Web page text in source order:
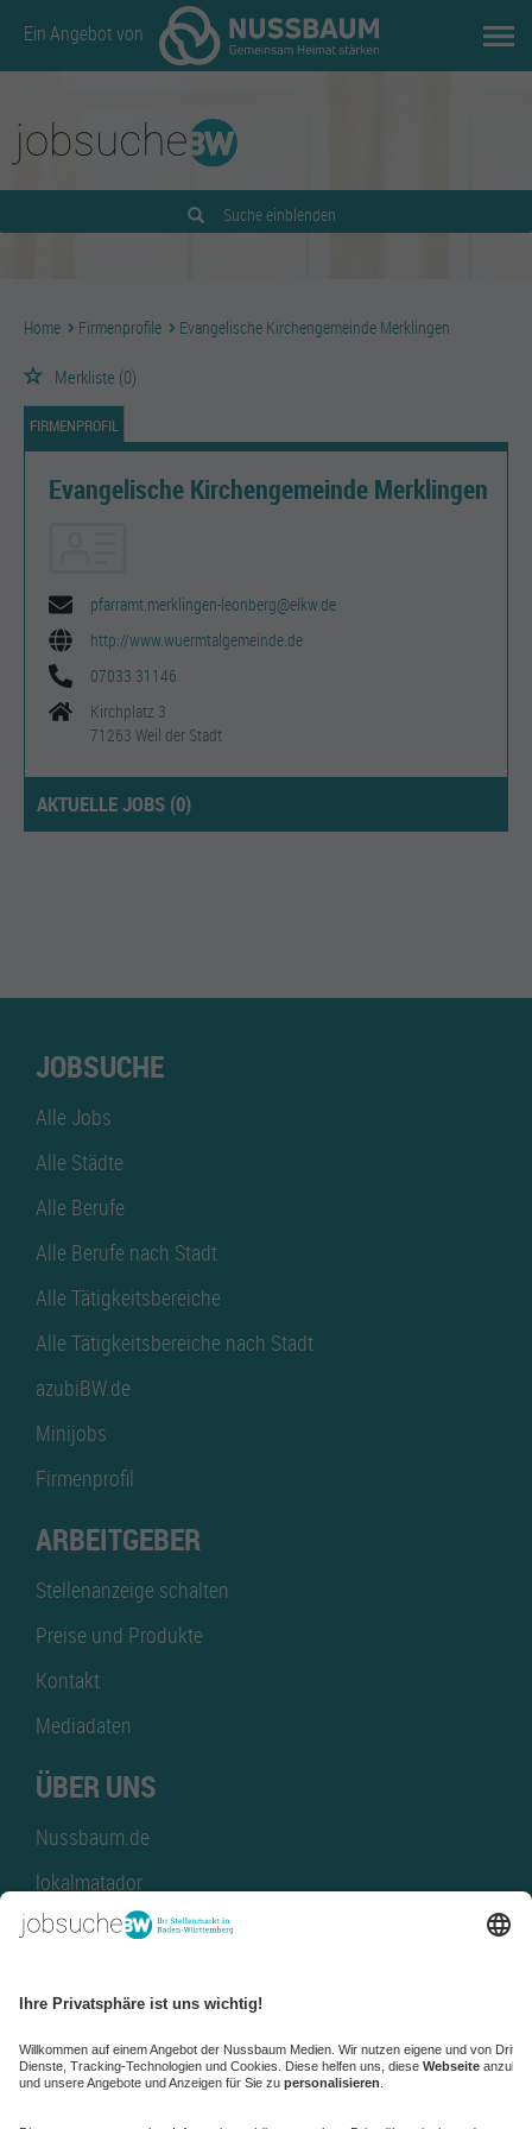
Ein Angebot von
Suche einblenden
Home Firmenprofile Evangelische Kirchengemeinde Merklingen
Merkliste (0)
FIRMENPROFIL
Evangelische Kirchengemeinde Merklingen
pfarramt.merklingen-leonberg@elkw.de
http://www.wuermtalgemeinde.de
07033 31146
Kirchplatz 3
71263 Weil der Stadt
AKTUELLE JOBS (0)
JOBSUCHE
Alle Jobs
Alle Städte
Alle Berufe
Alle Berufe nach Stadt
Alle Tätigkeitsbereiche
Alle Tätigkeitsbereiche nach Stadt
azubiBW.de
Minijobs
Firmenprofil
ARBEITGEBER
Stellenanzeige schalten
Preise und Produkte
Kontakt
Mediadaten
ÜBER UNS
Nussbaum.de
lokalmatador
kaufinBW
NussbaumID
Nussbaum Medien